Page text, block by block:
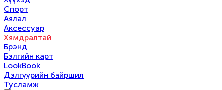
Спорт
Аялал
Аксессуар
Хямдралтай
Брэнд
Бэлгийн карт
LookBook
Дэлгүүрийн байршил
Тусламж